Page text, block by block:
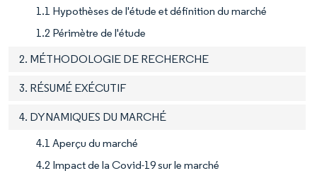
1.1 Hypothèses de l'étude et définition du marché
1.2 Périmètre de l'étude
2. MÉTHODOLOGIE DE RECHERCHE
3. RÉSUMÉ EXÉCUTIF
4. DYNAMIQUES DU MARCHÉ
4.1 Aperçu du marché
4.2 Impact de la Covid-19 sur le marché